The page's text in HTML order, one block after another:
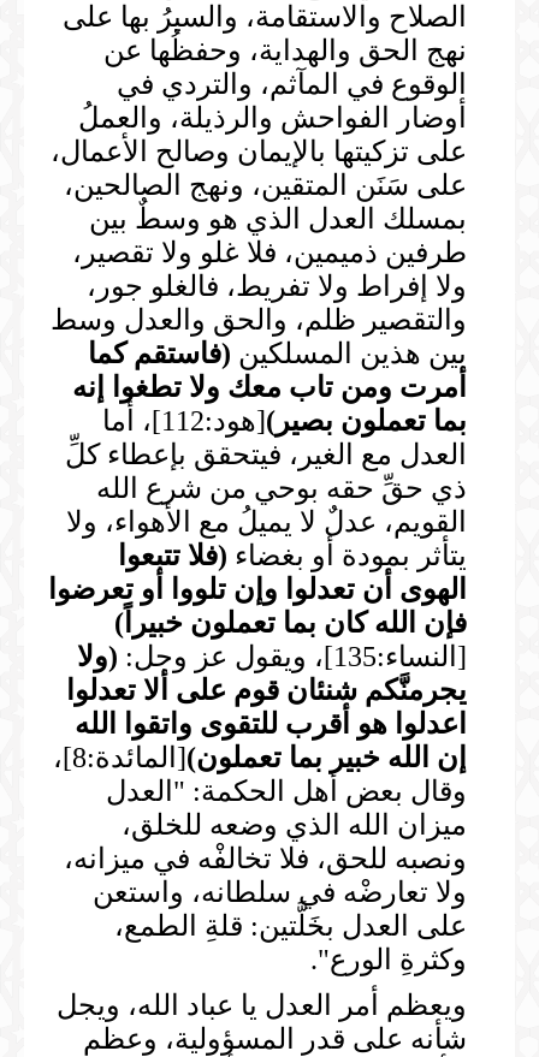
الصلاح والاستقامة، والسيرُ بها على
نهج الحق والهداية، وحفظُها عن
الوقوع في المآثم، والتردي في
أوضار الفواحش والرذيلة، والعملُ
على تزكيتها بالإيمان وصالح الأعمال،
على سَنَن المتقين، ونهج الصالحين،
بمسلك العدل الذي هو وسطٌ بين
طرفين ذميمين، فلا غلو ولا تقصير،
ولا إفراط ولا تفريط، فالغلو جور،
والتقصير ظلم، والحق والعدل وسط
بين هذين المسلكين (فاستقم كما
أمرت ومن تاب معك ولا تطغوا إنه
بما تعملون بصير )
[هود:112]، أما
العدل مع الغير، فيتحقق بإعطاء كلِّ
ذي حقِّ حقه بوحي من شرع الله
القويم، عدلٌ لا يميلُ مع الأهواء، ولا
يتأثر بمودة أو بغضاء (فلا تتبعوا
الهوى أن تعدلوا وإن تلووا أو تعرضوا
فإن الله كان بما تعملون خبيراً )
[النساء:135]، ويقول عز وجل:
(ولا
يجرمنَّكم شنئان قوم على ألا تعدلوا
اعدلوا هو أقرب للتقوى واتقوا الله
إن الله خبير بما تعملون)
[المائدة:8]،
وقال بعض أهل الحكمة: "العدل
ميزان الله الذي وضعه للخلق،
ونصبه للحق، فلا تخالفْه في ميزانه،
ولا تعارضْه في سلطانه، واستعن
على العدل بخَلَّتين: قلةِ الطمع،
وكثرةِ الورع".
ويعظم أمر العدل يا عباد الله، ويجل
شأنه على قدر المسؤولية، وعظم